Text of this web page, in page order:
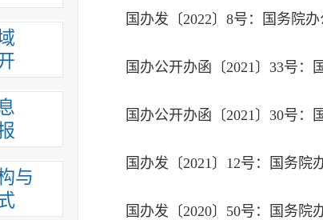
与